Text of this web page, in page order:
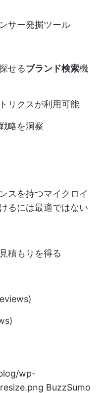
サー発掘ツール
せるブランド検索機
リクスが利用可能
略を洞察
スを持つマイクロイ
るには最適ではない
積もりを得る
wp-
BuzzSumo